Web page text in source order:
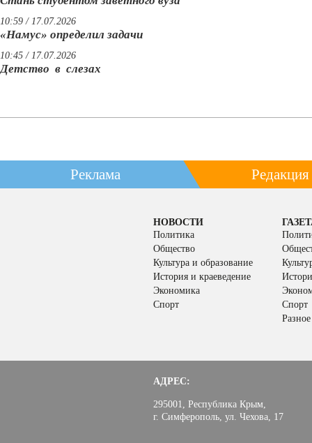
10:59 / 17.07.2026
«Намус» определил задачи
10:45 / 17.07.2026
Детство в слезах
Реклама Редакция
НОВОСТИ
Политика
Общество
Культура и образование
История и краеведение
Экономика
Спорт
Спорт
Разное
АДРЕС:
295001, Республика Крым,
г. Симферополь, ул. Чехова, 17